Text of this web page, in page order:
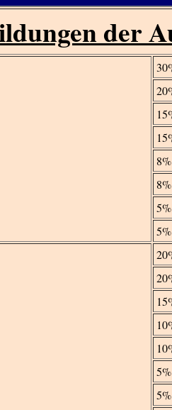
der
8%
8%
5%
5%
5%
5%